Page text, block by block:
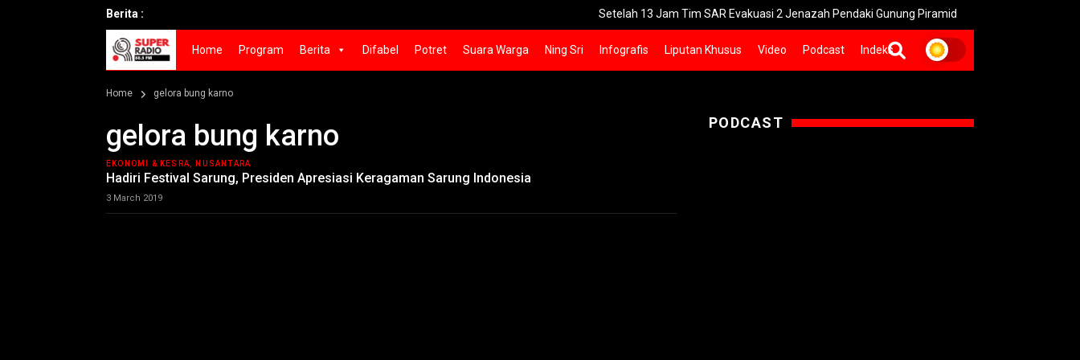
Berita : Setelah 13 Jam Tim SAR Evakuasi 2 Jenazah Pendaki Gunung Piramid Memutus Rantai Setan:
Home Program Berita Difabel Potret Suara Warga Ning Sri Infografis Liputan Khusus Video Podcast Indeks
Home gelora bung karno
gelora bung karno
EKONOMI & KESRA, NUSANTARA
Hadiri Festival Sarung, Presiden Apresiasi Keragaman Sarung Indonesia
3 March 2019
PODCAST